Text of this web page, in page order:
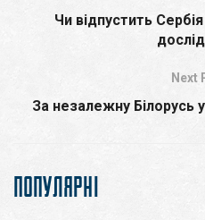
Чи відпустить
Next
За незалежну Білорусь
ПОПУЛЯРНІ